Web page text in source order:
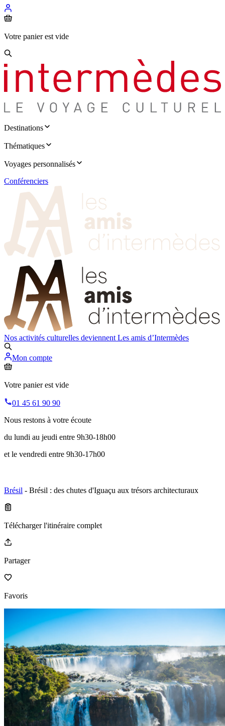
Votre panier est vide
Destinations
Thématiques
Voyages personnalisés
Conférenciers
Nos activités culturelles deviennent Les amis d’Intermèdes
Mon compte
Votre panier est vide
01 45 61 90 90
Nous restons à votre écoute
du lundi au jeudi entre 9h30-18h00
et le vendredi entre 9h30-17h00
Brésil - Brésil : des chutes d'Iguaçu aux trésors architecturaux
Télécharger l'itinéraire complet
Partager
Favoris